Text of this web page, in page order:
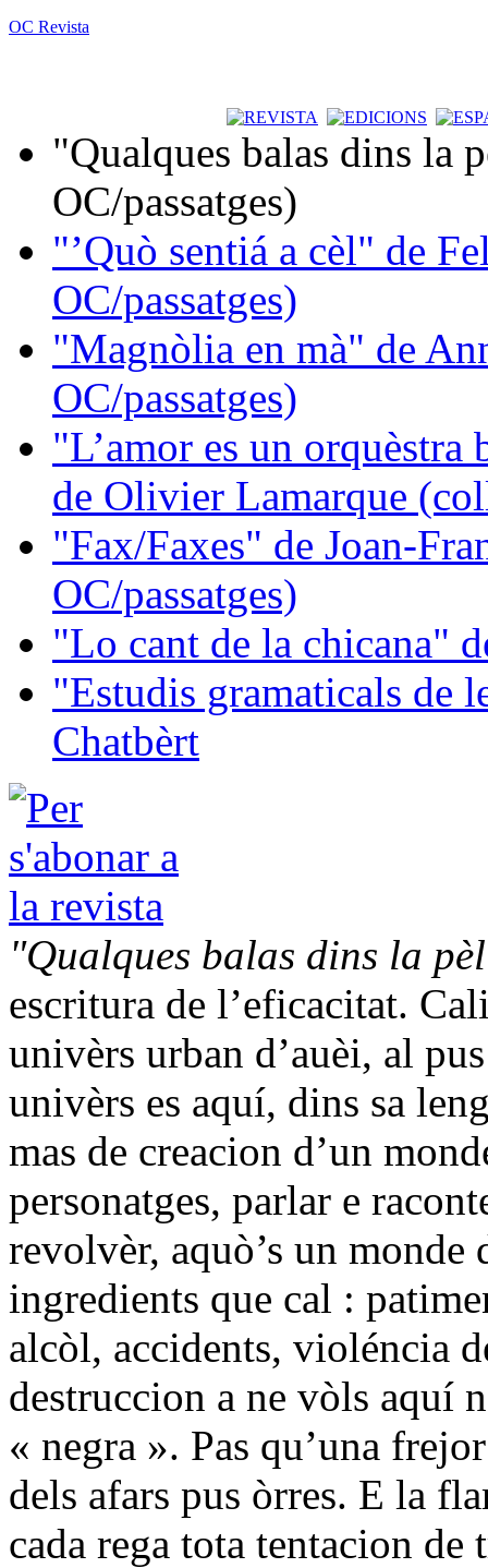
OC Revista
"Qualques balas dins la
OC/passatges)
"’Quò sentiá a cèl" de
OC/passatges)
"Magnòlia en mà" de
OC/passatges)
"L’amor es un orquèstra
de Olivier Lamarque
"Fax/Faxes" de Joan-
OC/passatges)
"Lo cant de la chicana"
"Estudis gramaticals de
Chatbèrt
"Qualques balas dins la pèl
escritura de l’eficacitat.
univèrs urban d’auèi, al
univèrs es aquí, dins sa
mas de creacion d’un
personatges, parlar e
revolvèr, aquò’s un monde
ingredients que cal :
alcòl, accidents, violéncia
destruccion a ne vòls aquí
« negra ». Pas qu’una
dels afars pus òrres. E la
cada rega tota tentacion de